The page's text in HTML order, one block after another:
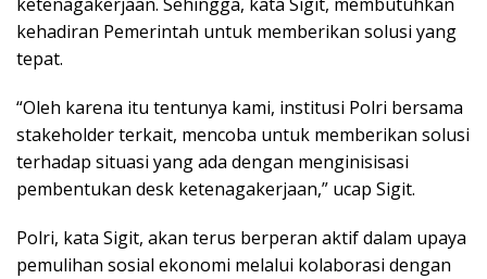
kehadiran Pemerintah untuk memberikan solusi yang
tepat.
“Oleh karena itu tentunya kami, institusi Polri bersama
stakeholder terkait, mencoba untuk memberikan solusi
terhadap situasi yang ada dengan menginisisasi
pembentukan desk ketenagakerjaan,” ucap Sigit.
Polri, kata Sigit, akan terus berperan aktif dalam upaya
pemulihan sosial ekonomi melalui kolaborasi dengan